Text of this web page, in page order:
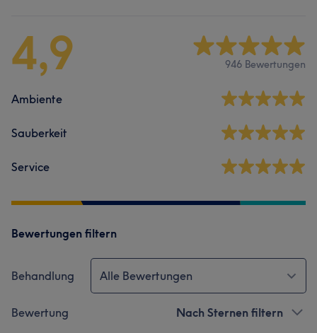
4,9 946 Bewertungen
Ambiente
Sauberkeit
Service
Bewertungen filtern
Behandlung Alle Bewertungen
Bewertung Nach Sternen filtern